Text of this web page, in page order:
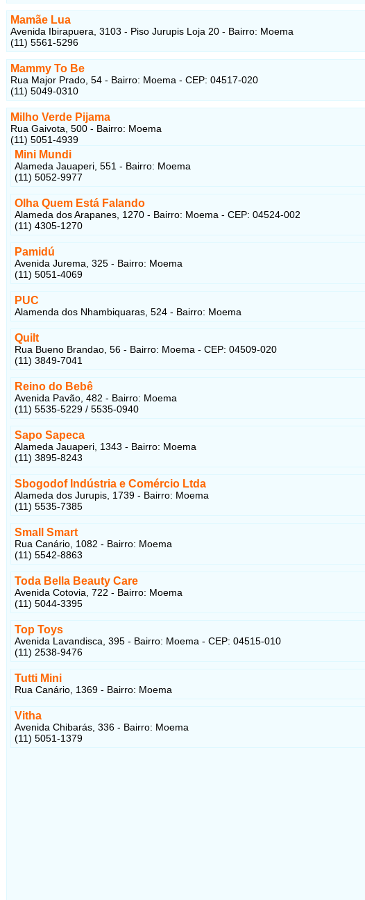
Mamãe Lua
Avenida Ibirapuera, 3103 - Piso Jurupis Loja 20 - Bairro: Moema
(11) 5561-5296
Mammy To Be
Rua Major Prado, 54 - Bairro: Moema - CEP: 04517-020
(11) 5049-0310
Milho Verde Pijama
Rua Gaivota, 500 - Bairro: Moema
(11) 5051-4939
Mini Mundi
Alameda Jauaperi, 551 - Bairro: Moema
(11) 5052-9977
Olha Quem Está Falando
Alameda dos Arapanes, 1270 - Bairro: Moema - CEP: 04524-002
(11) 4305-1270
Pamidú
Avenida Jurema, 325 - Bairro: Moema
(11) 5051-4069
PUC
Alamenda dos Nhambiquaras, 524 - Bairro: Moema
Quilt
Rua Bueno Brandao, 56 - Bairro: Moema - CEP: 04509-020
(11) 3849-7041
Reino do Bebê
Avenida Pavão, 482 - Bairro: Moema
(11) 5535-5229 / 5535-0940
Sapo Sapeca
Alameda Jauaperi, 1343 - Bairro: Moema
(11) 3895-8243
Sbogodof Indústria e Comércio Ltda
Alameda dos Jurupis, 1739 - Bairro: Moema
(11) 5535-7385
Small Smart
Rua Canário, 1082 - Bairro: Moema
(11) 5542-8863
Toda Bella Beauty Care
Avenida Cotovia, 722 - Bairro: Moema
(11) 5044-3395
Top Toys
Avenida Lavandisca, 395 - Bairro: Moema - CEP: 04515-010
(11) 2538-9476
Tutti Mini
Rua Canário, 1369 - Bairro: Moema
Vitha
Avenida Chibarás, 336 - Bairro: Moema
(11) 5051-1379